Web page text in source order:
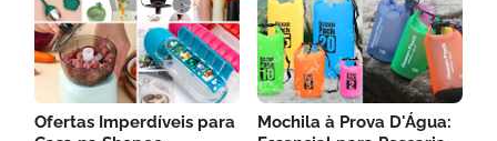
Ofertas Imperdíveis para
Mochila à Prova D'Água: